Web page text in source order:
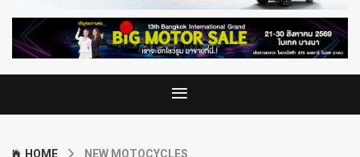
HOME NEW MOTOCYCLES